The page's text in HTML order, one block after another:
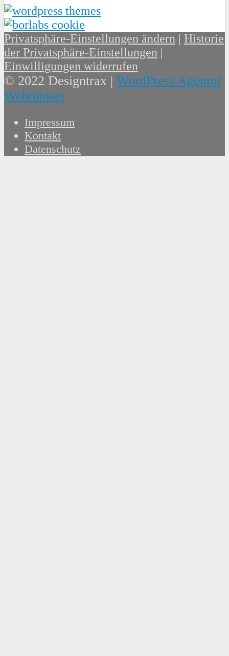
Privatsphäre-Einstellungen ändern
Historie
der Privatsphäre-Einstellungen
Einwilligungen widerrufen
© 2022 Designtrax | WordPress Agentur
Webtimiser
Impressum
Kontakt
Datenschutz